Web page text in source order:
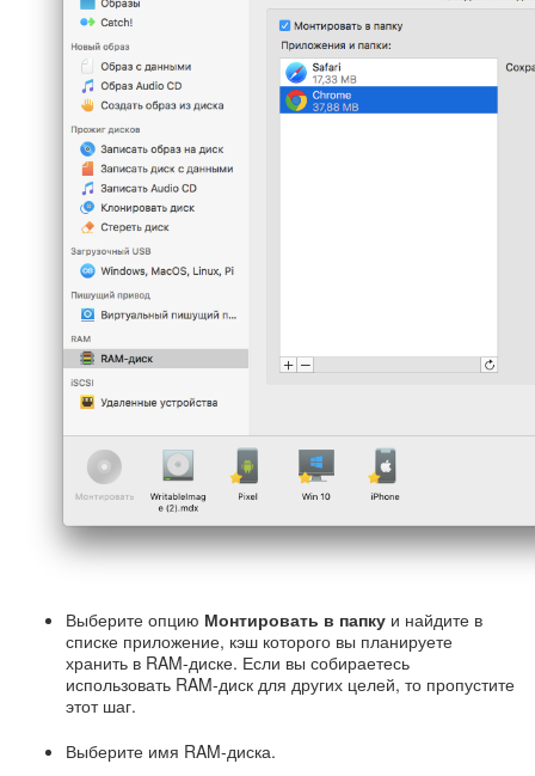
Выберите опцию Монтировать в папку и найдите в
списке приложение, кэш которого вы планируете
хранить в RAM-диске. Если вы собираетесь
использовать RAM-диск для других целей, то пропустите
этот шаг.
Выберите имя RAM-диска.